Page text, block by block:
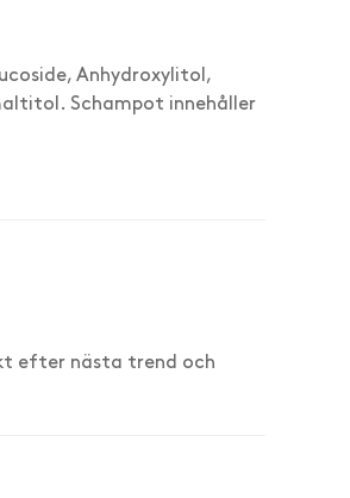
Anhydroxylitol,
Schampot innehåller
efter nästa trend och